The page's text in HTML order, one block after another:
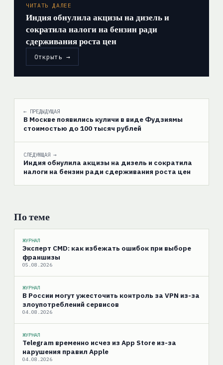
ЧИТАТЬ ДАЛЕЕ
Индия обнулила акцизы на дизель и
сократила налоги на бензин ради
сдерживания роста цен
Открыть →
← ПРЕДЫДУЩАЯ
В Москве появились куличи в виде Фудзиямы
стоимостью до 100 тысяч рублей
СЛЕДУЮЩАЯ →
Индия обнулила акцизы на дизель и сократила
налоги на бензин ради сдерживания роста цен
По теме
ЖУРНАЛ
Эксперт CMD: как избежать ошибок при выборе
франшизы
05.08.2026
ЖУРНАЛ
В России могут ужесточить контроль за VPN из-за
злоупотреблений сервисов
04.08.2026
ЖУРНАЛ
Telegram временно исчез из App Store из-за
нарушения правил Apple
04.08.2026